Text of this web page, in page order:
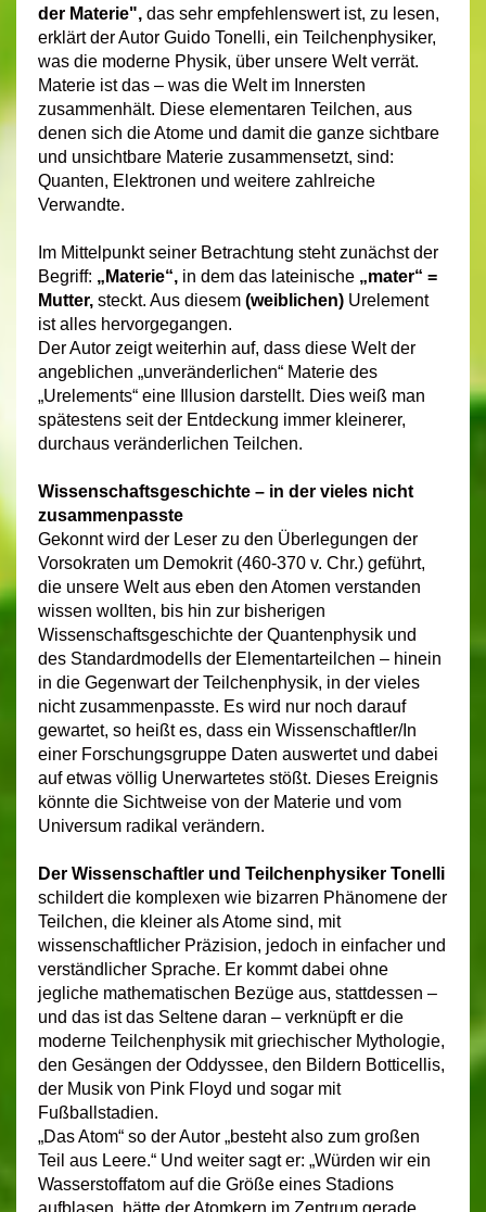
der Materie", das sehr empfehlenswert ist, zu lesen,
erklärt der Autor Guido Tonelli, ein Teilchenphysiker,
was die moderne Physik, über unsere Welt verrät.
Materie ist das – was die Welt im Innersten
zusammenhält. Diese elementaren Teilchen, aus
denen sich die Atome und damit die ganze sichtbare
und unsichtbare Materie zusammensetzt, sind:
Quanten, Elektronen und weitere zahlreiche
Verwandte.
Im Mittelpunkt seiner Betrachtung steht zunächst der
Begriff: „Materie“, in dem das lateinische „mater“ =
Mutter, steckt. Aus diesem (weiblichen) Urelement
ist alles hervorgegangen.
Der Autor zeigt weiterhin auf, dass diese Welt der
angeblichen „unveränderlichen“ Materie des
„Urelements“ eine Illusion darstellt. Dies weiß man
spätestens seit der Entdeckung immer kleinerer,
durchaus veränderlichen Teilchen.
Wissenschaftsgeschichte – in der vieles nicht
zusammenpasste
Gekonnt wird der Leser zu den Überlegungen der
Vorsokraten um Demokrit (460-370 v. Chr.) geführt,
die unsere Welt aus eben den Atomen verstanden
wissen wollten, bis hin zur bisherigen
Wissenschaftsgeschichte der Quantenphysik und
des Standardmodells der Elementarteilchen – hinein
in die Gegenwart der Teilchenphysik, in der vieles
nicht zusammenpasste. Es wird nur noch darauf
gewartet, so heißt es, dass ein Wissenschaftler/In
einer Forschungsgruppe Daten auswertet und dabei
auf etwas völlig Unerwartetes stößt. Dieses Ereignis
könnte die Sichtweise von der Materie und vom
Universum radikal verändern.
Der Wissenschaftler und Teilchenphysiker Tonelli
schildert die komplexen wie bizarren Phänomene der
Teilchen, die kleiner als Atome sind, mit
wissenschaftlicher Präzision, jedoch in einfacher und
verständlicher Sprache. Er kommt dabei ohne
jegliche mathematischen Bezüge aus, stattdessen –
und das ist das Seltene daran – verknüpft er die
moderne Teilchenphysik mit griechischer Mythologie,
den Gesängen der Oddyssee, den Bildern Botticellis,
der Musik von Pink Floyd und sogar mit
Fußballstadien.
„Das Atom“ so der Autor „besteht also zum großen
Teil aus Leere.“ Und weiter sagt er: „Würden wir ein
Wasserstoffatom auf die Größe eines Stadions
aufblasen, hätte der Atomkern im Zentrum gerade